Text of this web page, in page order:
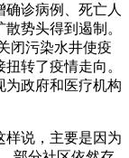
诊病例、死亡人
势头得到遏制。
闭污染水井使疫
转了疫情走向。
为政府和医疗机构
样说，主要是因为